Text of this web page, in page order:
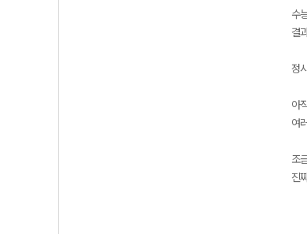
수
결
정
아
여
조
진